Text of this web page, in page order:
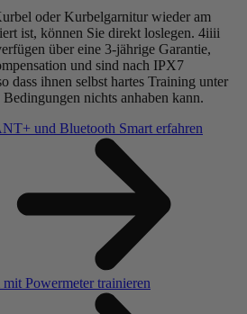
oder Kurbelgarnitur wieder am
ist, können Sie direkt loslegen. 4iiii
über eine 3-jährige Garantie,
und sind nach IPX7
dass ihnen selbst hartes Training unter
nichts anhaben kann.
und Bluetooth Smart erfahren
mit Powermeter trainieren